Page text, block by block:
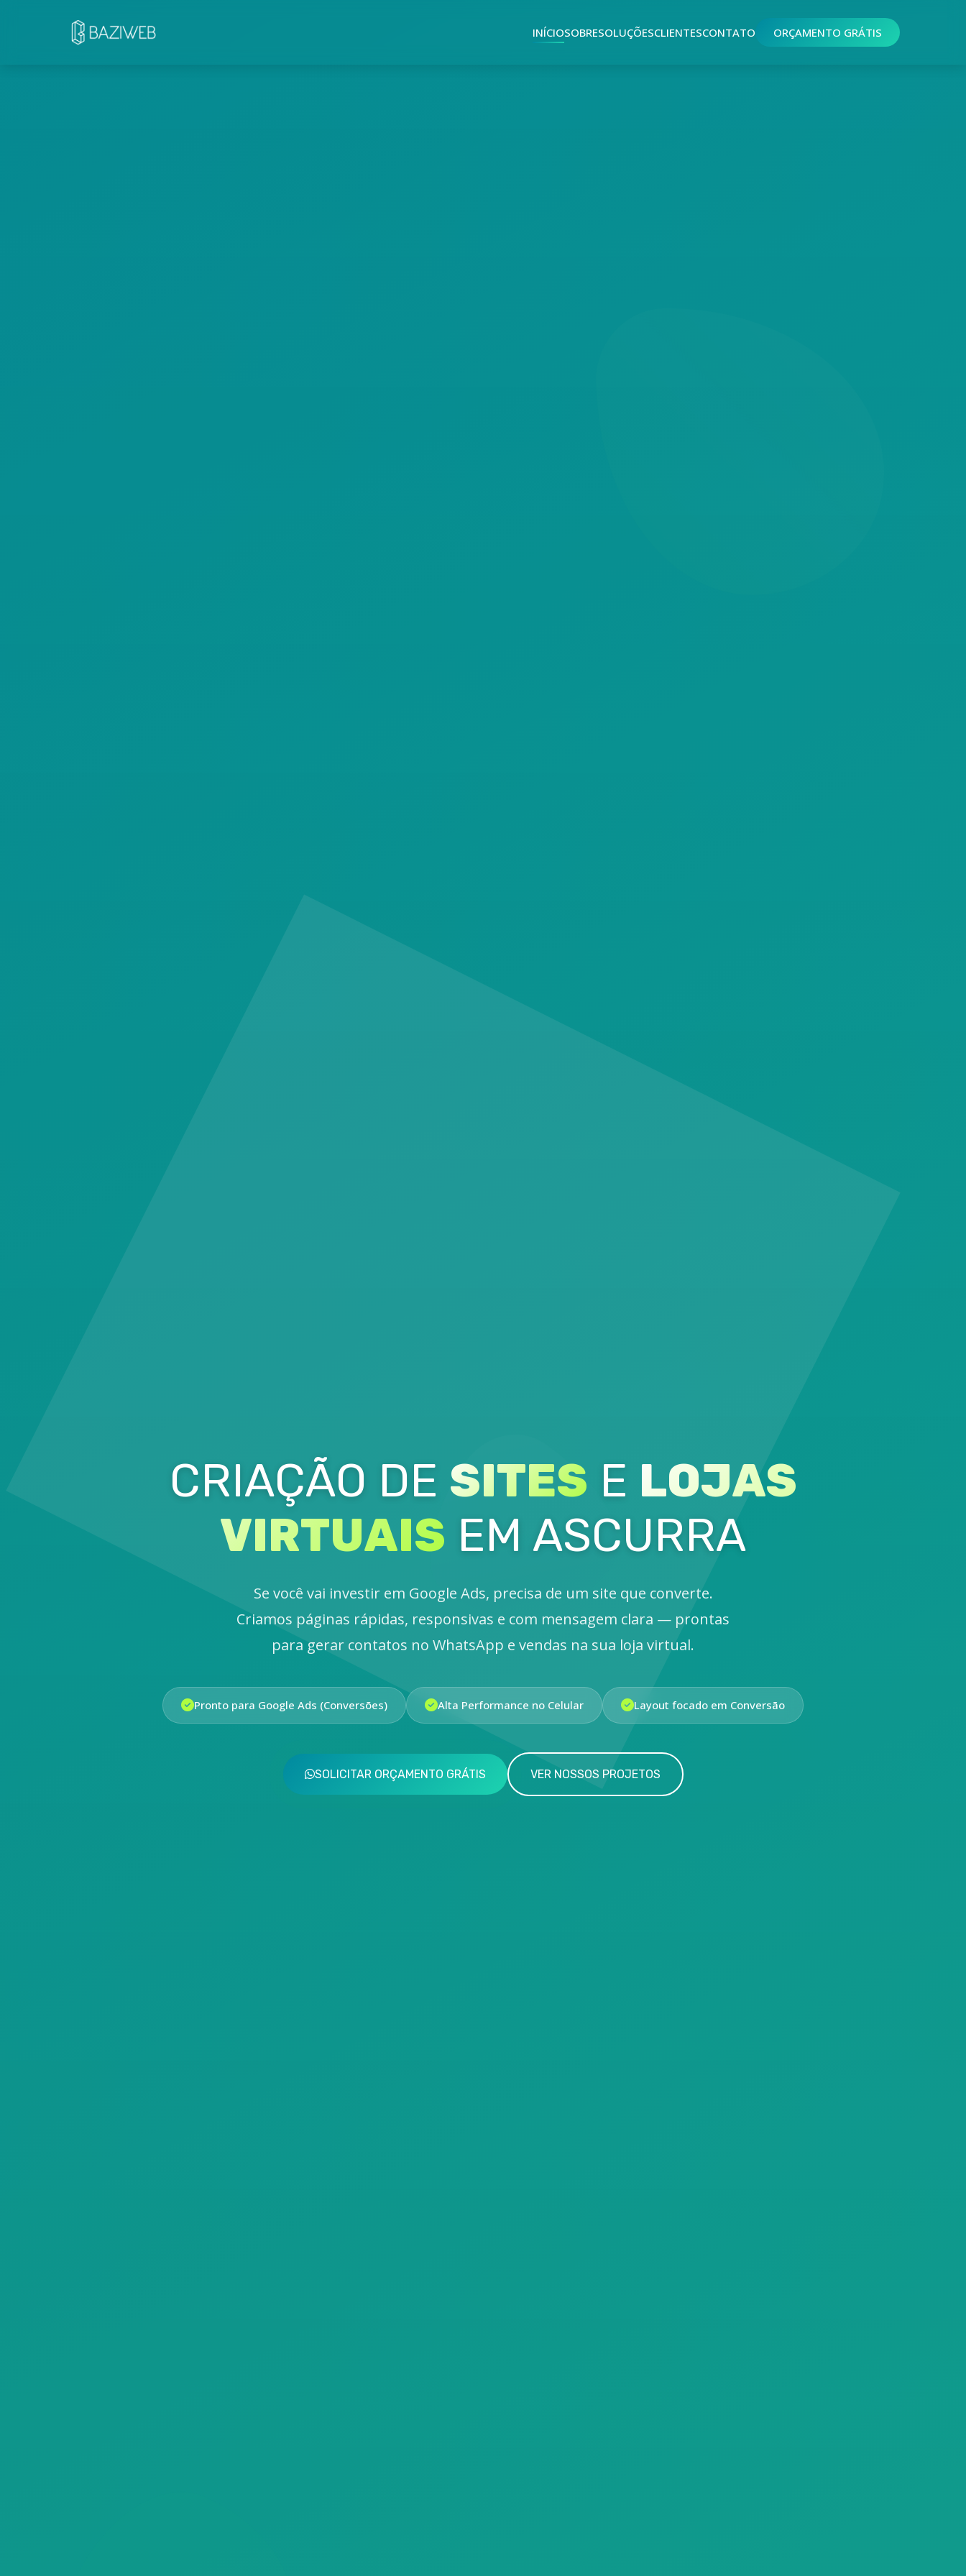
INÍCIOSOBRESOLUÇÕESCLIENTESCONTATO ORÇAMENTO GRÁTIS
CRIAÇÃO DE SITES E LOJAS
VIRTUAIS EM ASCURRA
Se você vai investir em Google Ads, precisa de um site que converte.
Criamos páginas rápidas, responsivas e com mensagem clara — prontas
para gerar contatos no WhatsApp e vendas na sua loja virtual.
Pronto para Google Ads (Conversões) Alta Performance no Celular Layout focado em Conversão
SOLICITAR ORÇAMENTO GRÁTIS VER NOSSOS PROJETOS